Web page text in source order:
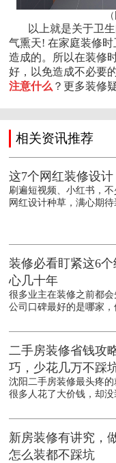
以上就是关于卫
气熏天! 在家庭装修
造成的。所以在装修
好，以免造成不必要
注意什么 ？更多装修
相关资讯推荐
这7个网红装修设
刷遍短视频、小红书，
网红设计种草，满心期
装修必看盯紧这6
心几十年
很多业主在装修之前都
公司口碑最好的是哪家，
二手房装修省钱攻
巧，少花几万不踩
沈阳二手房装修最头疼的
很多人花了大价钱，却没
新房装修有讲究，
怎么装都不踩坑